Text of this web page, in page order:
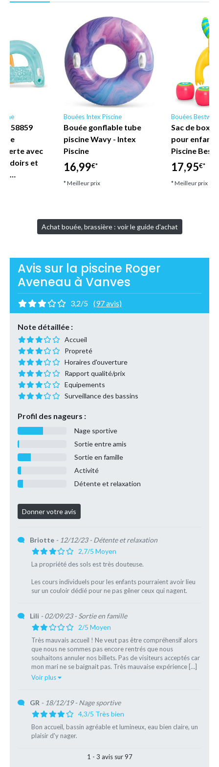
- 58859
avec
et
Bouées Intex Piscine
Bouée gonflable tube
piscine Wavy - Intex
Piscine
16,99€*
* Meilleur prix
Bouées Bestway
Sac de boxe
pour
Piscine
17,95€*
* Meilleur prix
Achat bouée, brassière : voir le guide d'achat
Avis sur la piscine Roger
Aveneau à Vanves
3,2/5 (97 avis)
Note détaillée :
Accueil
Propreté
Horaires d'ouverture
Rapport qualité/prix
Equipements
Surveillance des bassins
Profil des nageurs :
Nage sportive
Sortie entre amis
Sortie en famille
Activité
Détente et relaxation
Briotte - 12/12/23- Détente et relaxation
2,7/5 Moyen
La propriété des sols est très douteuse.
Les cours individuels pour les enfants pourraient avoir lieu
sur un couloir dédié pour ne pas gêner ceux qui nagent.
Lili - 02/09/23- Sortie en famille
2/5 Moyen
Très mauvais accueil ! Ne veut pas être compréhensif alors
que nous ne sommes pas encore rentrés que nous
souhaitons annuler nos billets. Pas de visiteurs acceptés car
mon mari ne se baignait pas. Très mauvaise expérience […]
Voir plus
GR - 18/12/19- Nage sportive
4,3/5 Très bien
Bon accueil, bassin agréable et lumineux, eau bien claire, un
plaisir d'y nager.
1 - 3 avis sur 97